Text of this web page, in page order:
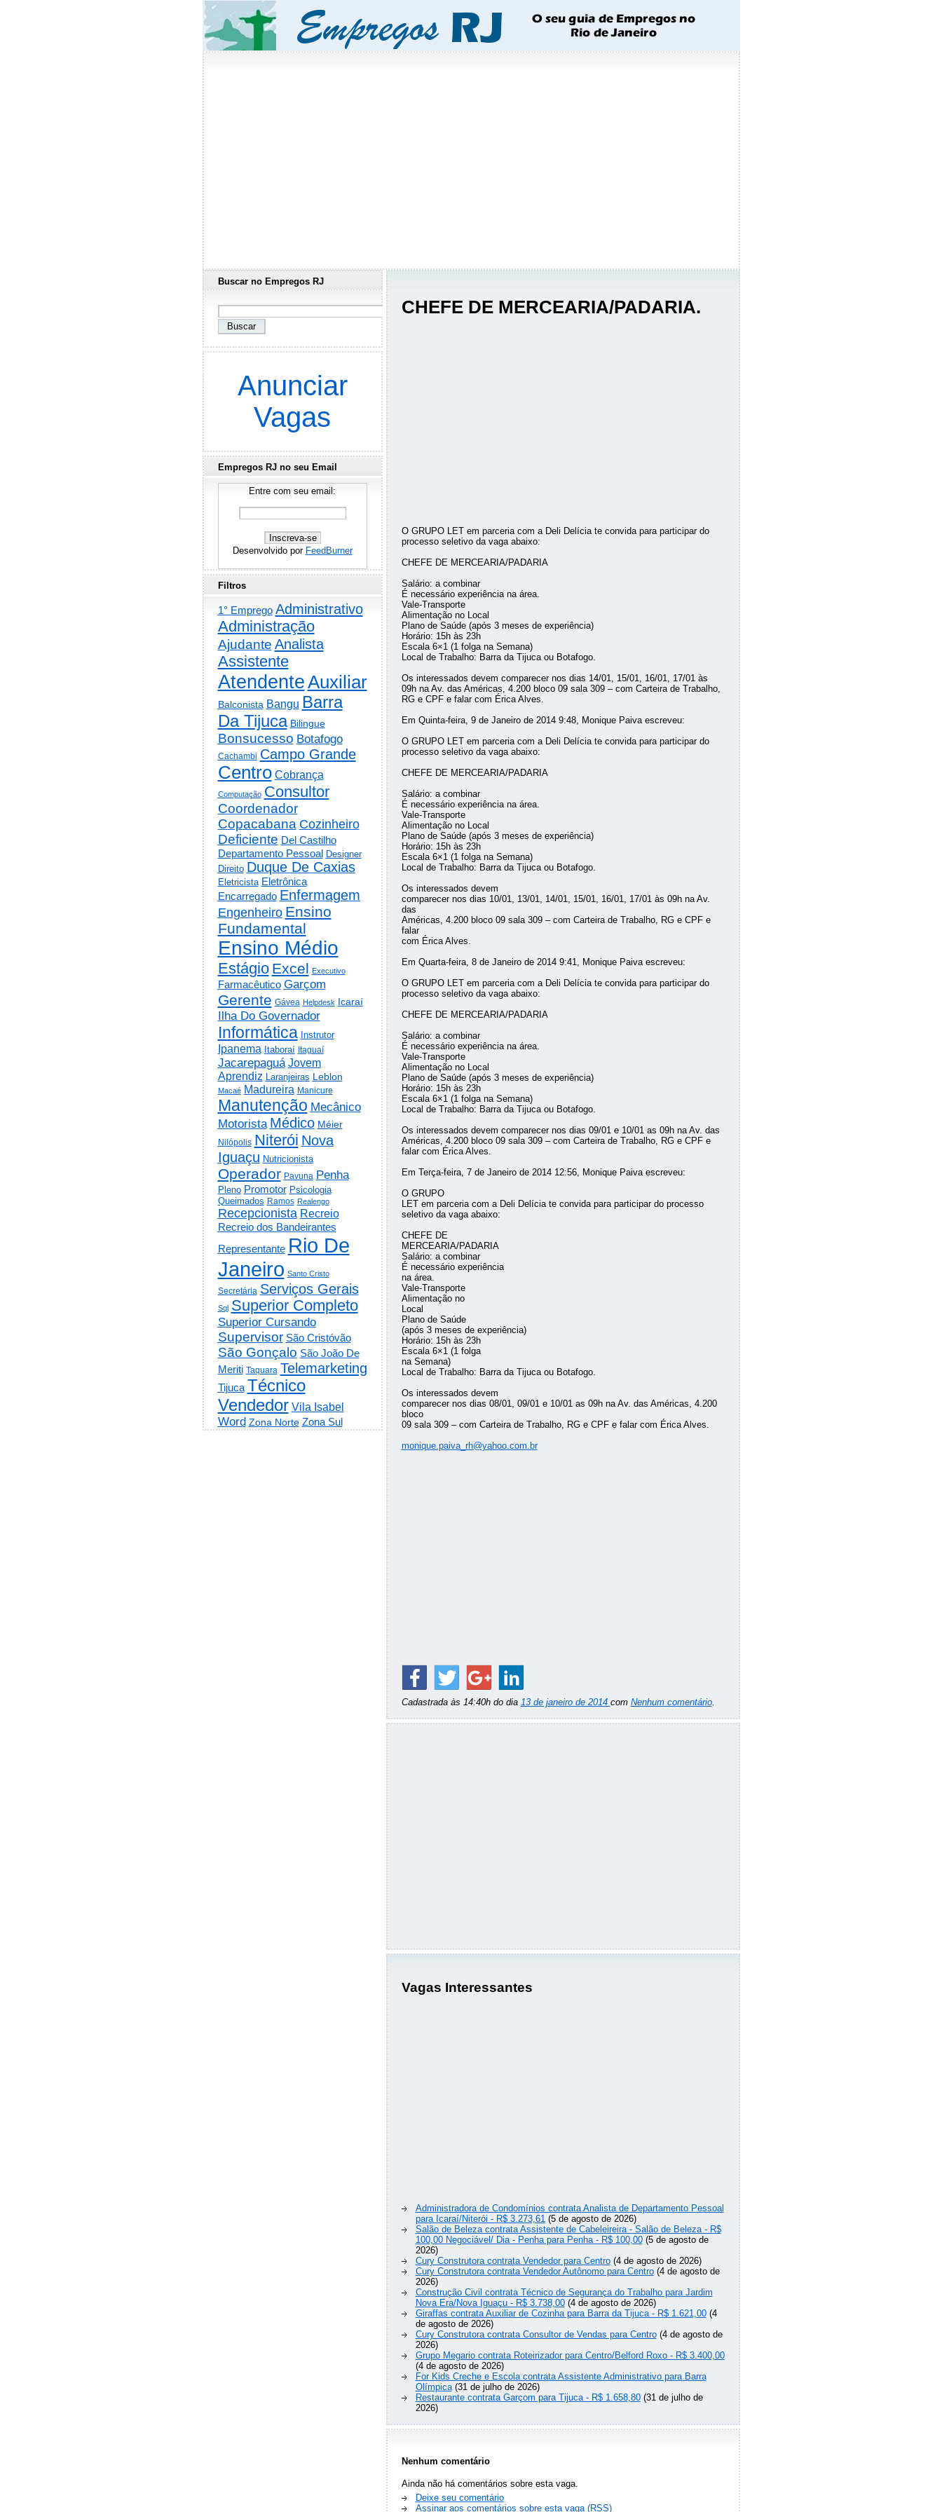
CHEFE DE MERCEARIA/PADARIA.
O GRUPO LET em parceria com a Deli Delícia te convida para participar do
processo seletivo da vaga abaixo:
CHEFE DE MERCEARIA/PADARIA
Salário: a combinar
É necessário experiência na área.
Vale-Transporte
Alimentação no Local
Plano de Saúde (após 3 meses de experiência)
Horário: 15h às 23h
Escala 6×1 (1 folga na Semana)
Local de Trabalho: Barra da Tijuca ou Botafogo.
Os interessados devem comparecer nos dias 14/01, 15/01, 16/01, 17/01 às
09h na Av. das Américas, 4.200 bloco 09 sala 309 – com Carteira de Trabalho,
RG e CPF e falar com Érica Alves.
Em Quinta-feira, 9 de Janeiro de 2014 9:48, Monique Paiva escreveu:
O GRUPO LET em parceria com a Deli Delícia te convida para participar do
processo seletivo da vaga abaixo:
CHEFE DE MERCEARIA/PADARIA
Salário: a combinar
É necessário experiência na área.
Vale-Transporte
Alimentação no Local
Plano de Saúde (após 3 meses de experiência)
Horário: 15h às 23h
Escala 6×1 (1 folga na Semana)
Local de Trabalho: Barra da Tijuca ou Botafogo.
Os interessados devem
comparecer nos dias 10/01, 13/01, 14/01, 15/01, 16/01, 17/01 às 09h na Av.
das
Américas, 4.200 bloco 09 sala 309 – com Carteira de Trabalho, RG e CPF e
falar
com Érica Alves.
Em Quarta-feira, 8 de Janeiro de 2014 9:41, Monique Paiva escreveu:
O GRUPO LET em parceria com a Deli Delícia te convida para participar do
processo seletivo da vaga abaixo:
CHEFE DE MERCEARIA/PADARIA
Salário: a combinar
É necessário experiência na área.
Vale-Transporte
Alimentação no Local
Plano de Saúde (após 3 meses de experiência)
Horário: 15h às 23h
Escala 6×1 (1 folga na Semana)
Local de Trabalho: Barra da Tijuca ou Botafogo.
Os interessados devem comparecer nos dias 09/01 e 10/01 as 09h na Av. das
Américas, 4.200 bloco 09 sala 309 – com Carteira de Trabalho, RG e CPF e
falar com Érica Alves.
Em Terça-feira, 7 de Janeiro de 2014 12:56, Monique Paiva escreveu:
O GRUPO
LET em parceria com a Deli Delícia te convida para participar do processo
seletivo da vaga abaixo:
CHEFE DE
MERCEARIA/PADARIA
Salário: a combinar
É necessário experiência
na área.
Vale-Transporte
Alimentação no
Local
Plano de Saúde
(após 3 meses de experiência)
Horário: 15h às 23h
Escala 6×1 (1 folga
na Semana)
Local de Trabalho: Barra da Tijuca ou Botafogo.
Os interessados devem
comparecer nos dias 08/01, 09/01 e 10/01 as 09h na Av. das Américas, 4.200
bloco
09 sala 309 – com Carteira de Trabalho, RG e CPF e falar com Érica Alves.
monique.paiva_rh@yahoo.com.br
Cadastrada às 14:40h do dia 13 de janeiro de 2014 com Nenhum comentário.
Vagas Interessantes
Administradora de Condomínios contrata Analista de Departamento Pessoal
para Icaraí/Niterói - R$ 3.273,61(5 de agosto de 2026)
Salão de Beleza contrata Assistente de Cabeleireira - Salão de Beleza - R$
100,00 Negociável/ Dia - Penha para Penha - R$ 100,00(5 de agosto de
2026)
Cury Construtora contrata Vendedor para Centro(4 de agosto de 2026)
Cury Construtora contrata Vendedor Autônomo para Centro(4 de agosto de
2026)
Construção Civil contrata Técnico de Segurança do Trabalho para Jardim
Nova Era/Nova Iguaçu - R$ 3.738,00(4 de agosto de 2026)
Giraffas contrata Auxiliar de Cozinha para Barra da Tijuca - R$ 1.621,00(4
de agosto de 2026)
Cury Construtora contrata Consultor de Vendas para Centro(4 de agosto de
2026)
Grupo Megario contrata Roteirizador para Centro/Belford Roxo - R$ 3.400,00
(4 de agosto de 2026)
For Kids Creche e Escola contrata Assistente Administrativo para Barra
Olímpica(31 de julho de 2026)
Restaurante contrata Garçom para Tijuca - R$ 1.658,80(31 de julho de
2026)
Nenhum comentário
Ainda não há comentários sobre esta vaga.
Deixe seu comentário
Assinar aos comentários sobre esta vaga (RSS)
Buscar no Empregos RJ
Anunciar
Vagas
Empregos RJ no seu Email
Entre com seu email:
Desenvolvido por FeedBurner
Filtros
1° Emprego Administrativo
Administração
Ajudante Analista
Assistente
AtendenteAuxiliar
Balconista Bangu Barra
Da Tijuca Bilingue
Bonsucesso Botafogo
Cachambi Campo Grande
Centro Cobrança
Computação Consultor
Coordenador
Copacabana Cozinheiro
Deficiente Del Castilho
Departamento Pessoal Designer
Direito Duque De Caxias
Eletricista Eletrônica
Encarregado Enfermagem
Engenheiro Ensino
Fundamental
Ensino Médio
Estágio Excel Executivo
Farmacêutico Garçom
Gerente Gávea Helpdesk Icaraí
Ilha Do Governador
Informática Instrutor
Ipanema Itaboraí Itaguaí
Jacarepaguá Jovem
Aprendiz
Laranjeiras Leblon
Macaé Madureira Manicure
Manutenção Mecânico
Motorista Médico Méier
Nilópolis Niterói Nova
Iguaçu Nutricionista
Operador Pavuna Penha
Pleno Promotor Psicologia
Queimados Ramos Realengo
Recepcionista Recreio
Recreio dos Bandeirantes
Representante Rio De
Janeiro Santo Cristo
Secretária Serviços Gerais
Sql Superior Completo
Superior Cursando
Supervisor São Cristóvão
São Gonçalo São João De
Meriti Taquara Telemarketing
Tijuca Técnico
Vendedor Vila Isabel
Word Zona Norte Zona Sul